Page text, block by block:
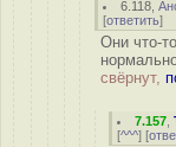
6.118 ,
[ответить]
Они что-
свёрнут,
7.157 ,
[^^^] [